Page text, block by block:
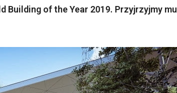
Building of the Year 2019. Przyjrzyjmy mu